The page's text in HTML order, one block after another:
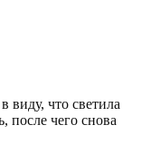
виду, что светила
после чего снова